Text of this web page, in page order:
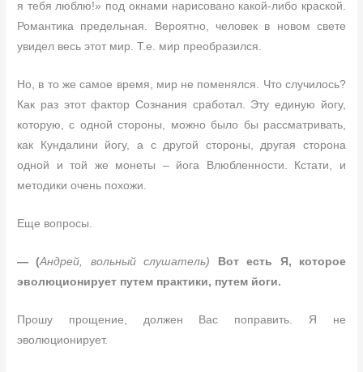
я тебя люблю!» под окнами нарисовано какой-либо краской.
Романтика предельная. Вероятно, человек в новом свете
увидел весь этот мир. Т.е. мир преобразился.
Но, в то же самое время, мир не поменялся. Что случилось?
Как раз этот фактор Сознания сработал. Эту единую йогу,
которую, с одной стороны, можно было бы рассматривать,
как Кундалини йогу, а с другой стороны, другая сторона
одной и той же монеты – йога Влюбленности. Кстати, и
методики очень похожи.
Еще вопросы.
— (Андрей, вольный слушатель) Вот есть Я, которое
эволюционирует путем практики, путем йоги.
Прошу прощение, должен Вас поправить. Я не
эволюционирует.